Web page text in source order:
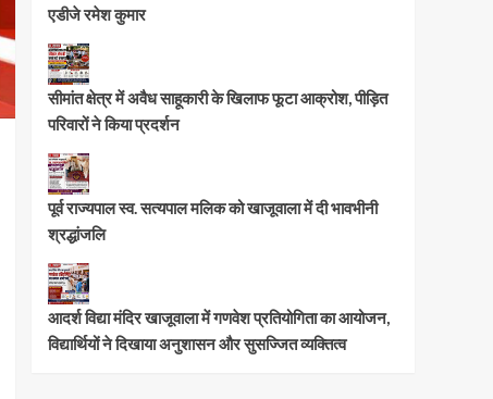
एडीजे रमेश कुमार
सीमांत क्षेत्र में अवैध साहूकारी के खिलाफ फूटा आक्रोश, पीड़ित
परिवारों ने किया प्रदर्शन
पूर्व राज्यपाल स्व. सत्यपाल मलिक को खाजूवाला में दी भावभीनी
श्रद्धांजलि
आदर्श विद्या मंदिर खाजूवाला में गणवेश प्रतियोगिता का आयोजन,
विद्यार्थियों ने दिखाया अनुशासन और सुसज्जित व्यक्तित्व